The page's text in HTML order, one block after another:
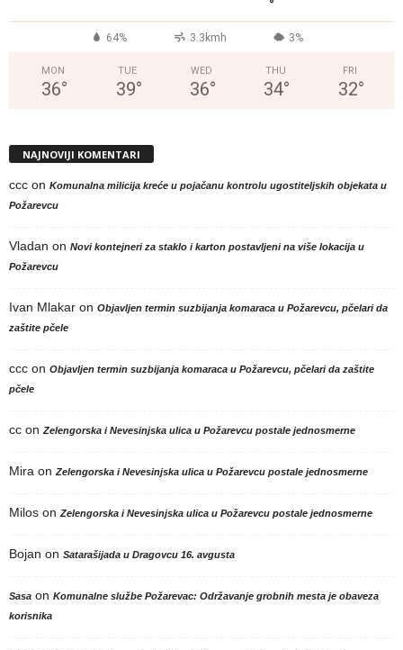
°
64% 3.3kmh 3%
MON
36°
TUE
39°
WED
36°
THU
34°
FRI
32°
NAJNOVIJI KOMENTARI
ccc on Komunalna milicija kreće u pojačanu kontrolu ugostiteljskih objekata u
Požarevcu
Vladan on Novi kontejneri za staklo i karton postavljeni na više lokacija u
Požarevcu
Ivan Mlakar on Objavljen termin suzbijanja komaraca u Požarevcu, pčelari da
zaštite pčele
ccc on Objavljen termin suzbijanja komaraca u Požarevcu, pčelari da zaštite
pčele
cc on Zelengorska i Nevesinjska ulica u Požarevcu postale jednosmerne
Mira on Zelengorska i Nevesinjska ulica u Požarevcu postale jednosmerne
Milos on Zelengorska i Nevesinjska ulica u Požarevcu postale jednosmerne
Bojan on Satarašijada u Dragovcu 16. avgusta
Sasa on Komunalne službe Požarevac: Održavanje grobnih mesta je obaveza
korisnika